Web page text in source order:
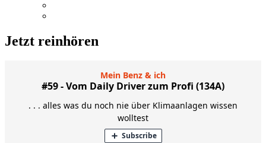
Jetzt reinhören